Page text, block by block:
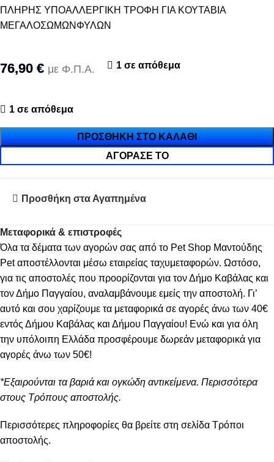
ΠΛΗΡΗΣ ΥΠΟΑΛΛΕΡΓΙΚΗ ΤΡΟΦΗ ΓΙΑ ΚΟΥΤΑΒΙΑ
ΜΕΓΑΛΟΣΩΜΩΝΦΥΛΩΝ
76,90 € με Φ.Π.Α. 1 σε απόθεμα
1 σε απόθεμα
ΠΡΟΣΘΉΚΗ ΣΤΟ ΚΑΛΆΘΙ
ΑΓΌΡΑΣΈ ΤΟ
Προσθήκη στα Αγαπημένα
Μεταφορικά & επιστροφές
Όλα τα δέματα των αγορών σας από το Pet Shop Μαντούδης
Pet αποστέλλονται μέσω εταιρείας ταχυμεταφορών. Ωστόσο,
για τις αποστολές που προορίζονται για τον Δήμο Καβάλας και
τον Δήμο Παγγαίου, αναλαμβάνουμε εμείς την αποστολή. Γι’
αυτό και σου χαρίζουμε τα μεταφορικά σε αγορές άνω των 40€
εντός Δήμου Καβάλας και Δήμου Παγγαίου! Ενώ και για όλη
την υπόλοιπη Ελλάδα προσφέρουμε δωρεάν μεταφορικά για
αγορές άνω των 50€!
*Εξαιρούνται τα βαριά και ογκώδη αντικείμενα. Περισσότερα
στους Τρόπους αποστολής.
Περισσότερες πληροφορίες θα βρείτε στη σελίδα Τρόποι
αποστολής.